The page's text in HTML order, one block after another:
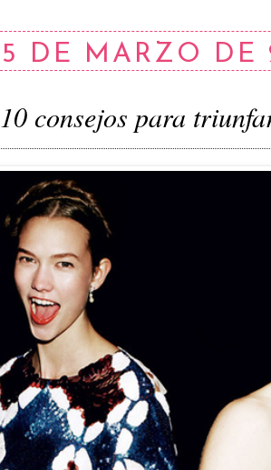
5 DE MARZO DE
10 consejos para